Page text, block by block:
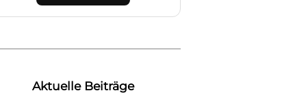
Aktuelle Beiträge